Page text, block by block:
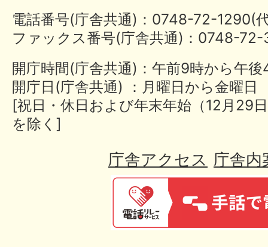
電話番号(庁舎共通)：0748-72-
ファックス番号(庁舎共通)：0748-
開庁時間(庁舎共通)：午前9時から午
開庁日(庁舎共通) ：月曜日から金曜日
[祝日・休日および年末年始（12月29
を除く]
庁舎アクセス 庁舎内